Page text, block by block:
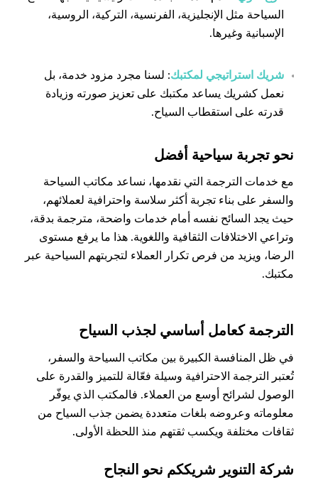
السياحة مثل الإنجليزية، الفرنسية، التركية، الروسية،
الإسبانية وغيرها.
شريك استراتيجي لمكتبك: لسنا مجرد مزود خدمة، بل
نعمل كشريك يساعد مكتبك على تعزيز صورته وزيادة
قدرته على استقطاب السياح.
نحو تجربة سياحية أفضل
مع خدمات الترجمة التي نقدمها، نساعد مكاتب السياحة
والسفر على بناء تجربة أكثر سلاسة واحترافية لعملائهم،
حيث يجد السائح نفسه أمام خدمات واضحة، مترجمة بدقة،
وتراعي الاختلافات الثقافية واللغوية. هذا ما يرفع مستوى
الرضا، ويزيد من فرص تكرار العملاء لتجربتهم السياحية عبر
مكتبك.
الترجمة كعامل أساسي لجذب السياح
في ظل المنافسة الكبيرة بين مكاتب السياحة والسفر،
تُعتبر الترجمة الاحترافية وسيلة فعّالة للتميز والقدرة على
الوصول لشرائح أوسع من العملاء. فالمكتب الذي يوفّر
معلوماته وعروضه بلغات متعددة يضمن جذب السياح من
ثقافات مختلفة ويكسب ثقتهم منذ اللحظة الأولى.
شركة التنوير شريككم نحو النجاح